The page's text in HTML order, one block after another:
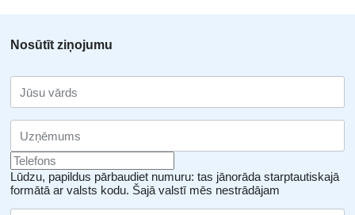
Nosūtīt ziņojumu
Lūdzu, papildus pārbaudiet numuru: tas jānorāda starptautiskajā
formātā ar valsts kodu. Šajā valstī mēs nestrādājam